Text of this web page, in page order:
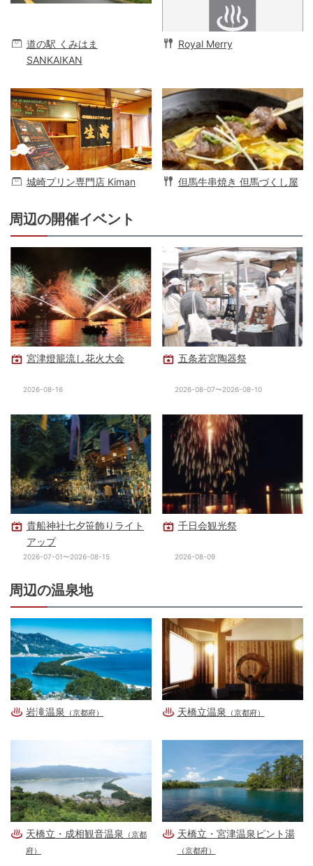
道の駅 くみはま
SANKAIKAN
Royal Merry
城崎プリン専門店 Kiman 但馬牛串焼き 但馬づくし屋
周辺の開催イベント
宮津燈籠流し花火大会
2026-08-16
五条若宮陶器祭
2026-08-07〜2026-08-10
貴船神社七夕笹飾りライト
アップ
2026-07-01〜2026-08-15
千日会観光祭
2026-08-09
周辺の温泉地
岩滝温泉 （京都府） 天橋立温泉 （京都府）
天橋立・成相観音温泉
（京都
府）
天橋立・宮津温泉ピント湯
（京都府）